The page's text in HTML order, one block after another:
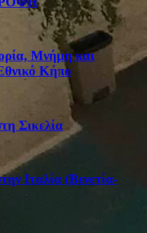
Μνήμη και
Κήπο
Σικελία
Ιταλία (Βενετία-